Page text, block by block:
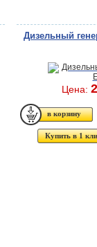
Дизельный
Цена:
Купить в 1